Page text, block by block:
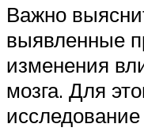
Важно
выявленные
изменения
мозга. Для
исследование